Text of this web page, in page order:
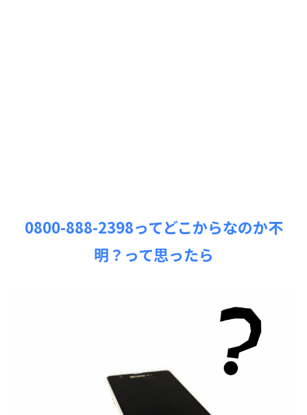
0800-888-2398ってどこからなのか不
明？って思ったら